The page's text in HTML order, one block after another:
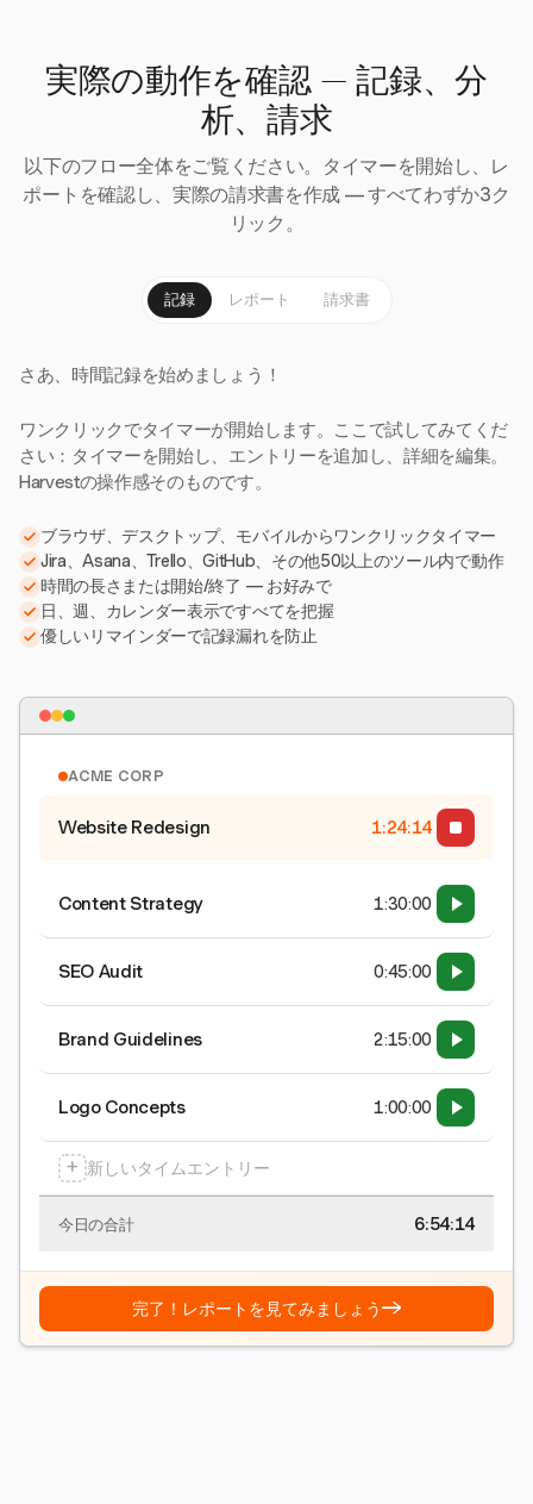
実際の動作を確認 — 記録、分
析、請求
以下のフロー全体をご覧ください。タイマーを開始し、レ
ポートを確認し、実際の請求書を作成 — すべてわずか3ク
リック。
記録 レポート 請求書
さあ、時間記録を始めましょう！
ワンクリックでタイマーが開始します。ここで試してみてくだ
さい：タイマーを開始し、エントリーを追加し、詳細を編集。
Harvestの操作感そのものです。
ブラウザ、デスクトップ、モバイルからワンクリックタイマー
Jira、Asana、Trello、GitHub、その他50以上のツール内で動作
時間の長さまたは開始/終了 — お好みで
日、週、カレンダー表示ですべてを把握
優しいリマインダーで記録漏れを防止
ACME CORP
Website Redesign 1:24:15
Content Strategy 1:30:00
SEO Audit 0:45:00
Brand Guidelines 2:15:00
Logo Concepts 1:00:00
+ 新しいタイムエントリー
今日の合計 6:54:15
完了！レポートを見てみましょう→